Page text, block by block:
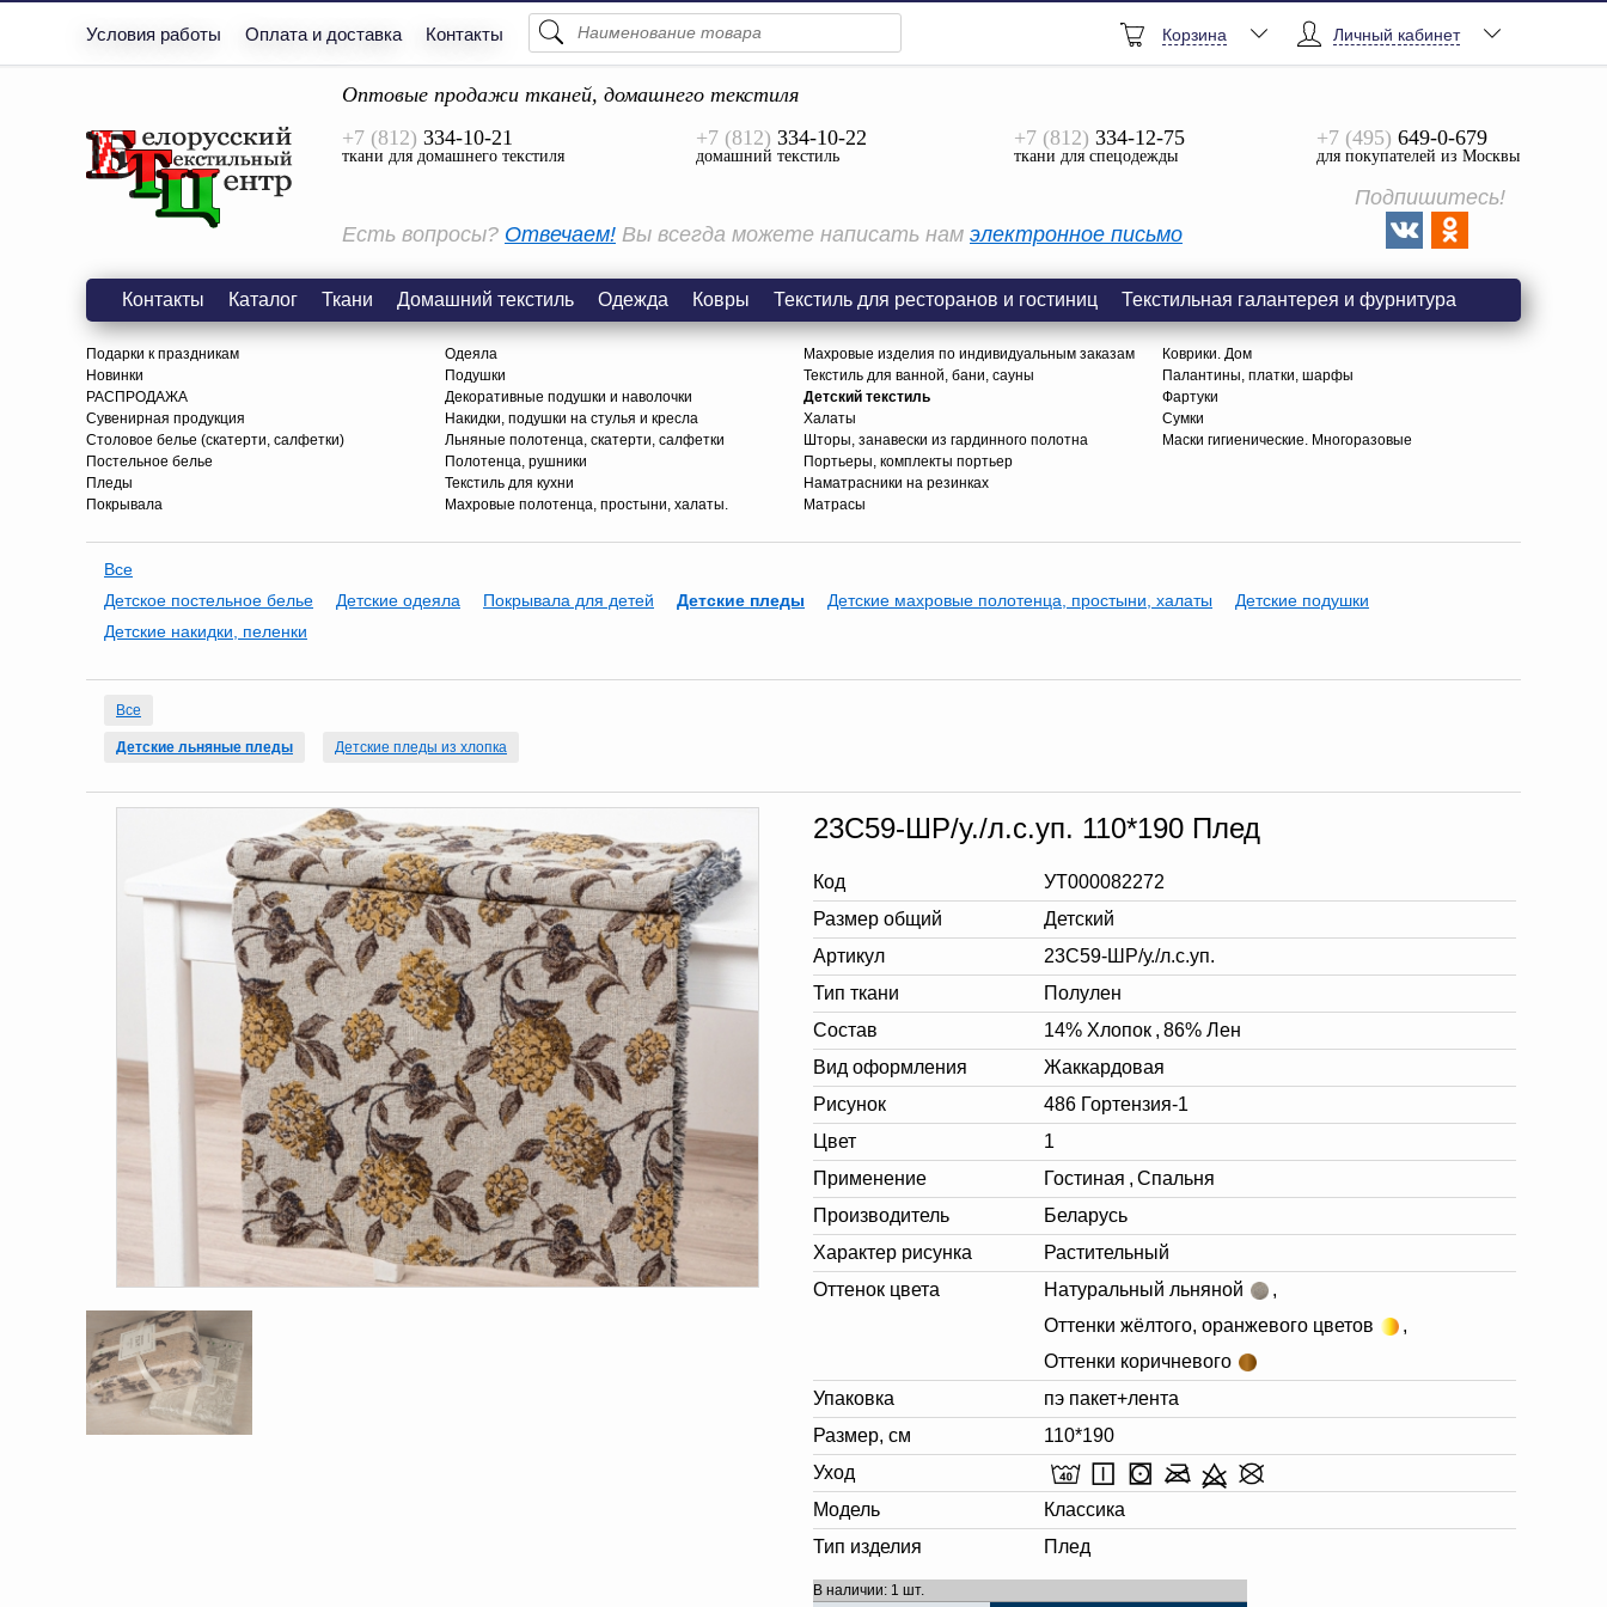
Условия работы Оплата и доставка Контакты
Просмотреть Все
Личный кабинет
Корзина
Оптовые продажи тканей, домашнего текстиля
+7 (812) 334-10-21
ткани для домашнего текстиля
+7 (812) 334-10-22
домашний текстиль
+7 (812) 334-12-75
ткани для спецодежды
+7 (495) 649-0-679
для покупателей из Москвы
Есть вопросы? Отвечаем! Вы всегда можете написать нам электронное письмо
Подпишитесь!
Контакты Каталог Ткани Домашний текстиль Одежда Ковры Текстиль для ресторанов и гостиниц Текстильная галантерея и фурнитура
Подарки к праздникам
Новинки
РАСПРОДАЖА
Сувенирная продукция
Столовое белье (скатерти, салфетки)
Постельное белье
Пледы
Покрывала
Одеяла
Подушки
Декоративные подушки и наволочки
Накидки, подушки на стулья и кресла
Льняные полотенца, скатерти, салфетки
Полотенца, рушники
Текстиль для кухни
Махровые полотенца, простыни, халаты.
Махровые изделия по индивидуальным заказам
Текстиль для ванной, бани, сауны
Детский текстиль
Халаты
Шторы, занавески из гардинного полотна
Портьеры, комплекты портьер
Наматрасники на резинках
Матрасы
Коврики. Дом
Палантины, платки, шарфы
Фартуки
Сумки
Маски гигиенические. Многоразовые
Все
Детское постельное белье
Детские одеяла Покрывала для детей Детские пледы Детские махровые полотенца, простыни, халаты
Детские подушки
Детские накидки, пеленки
Все
Детские льняные пледы Детские пледы из хлопка
23С59-ШР/у./л.с.уп. 110*190 Плед
Код
УТ000082272
Размер общий
Детский
Артикул
23С59-ШР/у./л.с.уп.
Тип ткани
Полулен
Состав
14% Хлопок , 86% Лен
Вид оформления
Жаккардовая
Рисунок
486 Гортензия-1
Цвет
1
Применение
Гостиная , Спальня
Производитель
Беларусь
Характер рисунка
Растительный
Оттенок цвета
Натуральный льняной
,
Оттенки жёлтого, оранжевого цветов
,
Оттенки коричневого
Упаковка
пэ пакет+лента
Размер, см
110*190
Уход
Модель
Классика
Тип изделия
Плед
В наличии: 1 шт.